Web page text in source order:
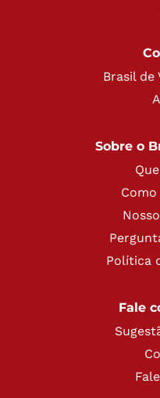
Brasil de
Sobre o
Política
Fale